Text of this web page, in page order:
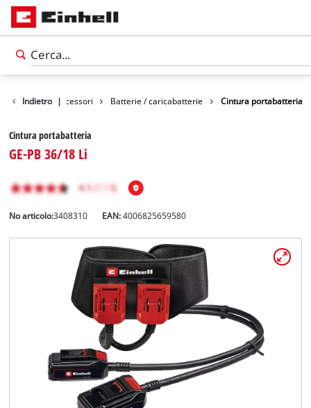
English
Indietro |Accessori Batterie / caricabatterie Cintura portabatteria
Cintura portabatteria
GE-PB 36/18 Li
No articolo:3408310 EAN:4006825659580